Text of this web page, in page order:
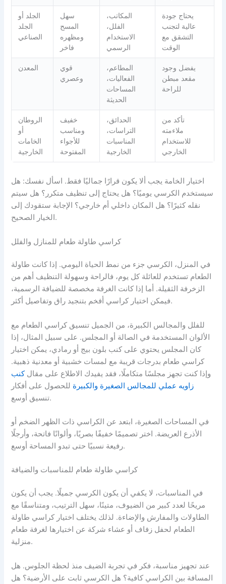
الجلد أو
الجلد
الصناعي
سهل
المسح
ومظهره
فاخر
المكاتب،
الفلل،
الاستخدام
الرسمي
يحتاج جودة
عالية لتجنب
التشقق مع
الوقت
المعدن
قوي
وعصري
المطاعم،
الفعاليات،
المساحات
الحديثة
يفضل وجود
مقعد مبطن
للراحة
الروطان
أو
الخامات
الخارجية
خفيف
ومناسب
للأجواء
المفتوحة
الحدائق،
التراسات،
المناسبات
الخارجية
تأكد من
ملاءمته
للاستخدام
الخارجي
اختيار الخامة يجب ألا يكون قرارًا جماليًا فقط. اسأل نفسك: هل
سيستخدم الكرسي يوميًا؟ هل يحتاج إلى تنظيف متكرر؟ هل سيتم
نقله كثيرًا؟ هل المكان داخلي أم خارجي؟ الإجابة ستقودك إلى
الخيار الصحيح.
كراسي طاولة طعام للمنازل والفلل
في المنزل، الكرسي جزء من نمط الحياة اليومي. إذا كانت طاولة
الطعام تستخدم للعائلة كل يوم، فالراحة وسهولة التنظيف أهم من
الزخرفة الثقيلة. أما إذا كانت الغرفة مخصصة للضيافة الرسمية،
فيمكن اختيار كراسي أفخم بتنجيد راق وتفاصيل أكثر.
للفلل والمجالس الكبيرة، من الجميل تنسيق كراسي الطعام مع
الألوان المستخدمة في الصالة أو المجلس. على سبيل المثال، إذا
كان المجلس يحتوي على كنب بلون بيج أو رمادي، يمكن اختيار
كراسي طعام بدرجات قريبة مع لمسات خشبية أو معدنية ذهبية.
وإذا كنت تجهز مجلسًا متكاملًا، فقد يفيدك الاطلاع على مقالكنب
زاويه عملي للمجالس الصغيرة والكبيرة للحصول على أفكار
تنسيق أوسع.
في المساحات الصغيرة، ابتعد عن الكراسي ذات الظهر الضخم أو
الأذرع العريضة. اختر تصميمًا خفيفًا بصريًا، وألوانًا فاتحة، وأرجلًا
رفيعة نسبيًا حتى تبدو المساحة أوسع.
كراسي طاولة طعام للمناسبات والضيافة
في المناسبات، لا يكفي أن يكون الكرسي جميلًا. يجب أن يكون
مريحًا لعدد كبير من الضيوف، متينًا، سهل الترتيب، ومتناسقًا مع
الطاولات والمفارش والإضاءة. لذلك يختلف اختيار كراسي طاولة
الطعام لحفل زفاف أو عشاء شركة عن اختيارها لغرفة طعام
منزلية.
عند تجهيز مناسبة، فكر في تجربة الضيف منذ لحظة الجلوس. هل
المسافة بين الكراسي كافية؟ هل الكرسي ثابت على الأرضية؟ هل